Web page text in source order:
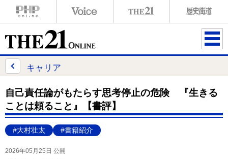
ME
キャリア
自己責任論がもたらす思考停止の危険 『生きる
ことは頼ること』【書評】
#大村壮太 #書籍紹介
2026年05月25日 公開